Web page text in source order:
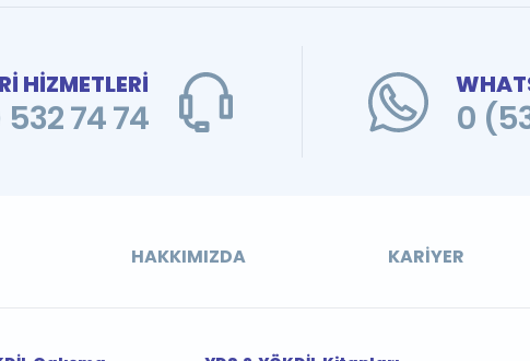
HİZMETLERİ
74 74 0
HAKKIMIZDA KARIYER